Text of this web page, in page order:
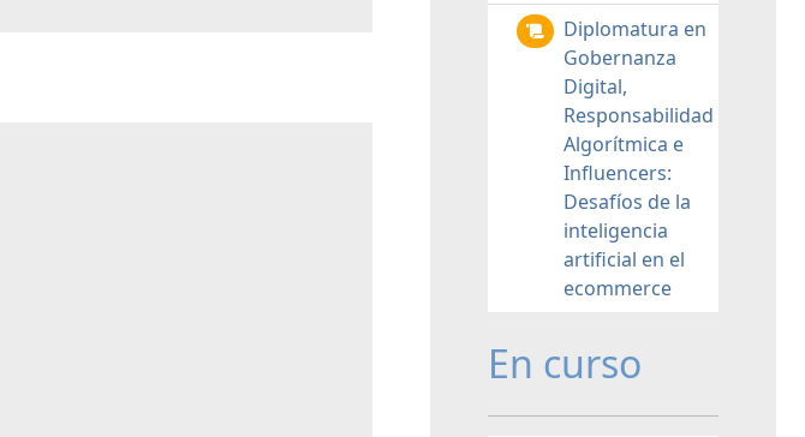
Diplomatura en
Gobernanza
Digital,
Responsabilidad
Algorítmica e
Influencers:
Desafíos de la
inteligencia
artificial en el
ecommerce
En curso